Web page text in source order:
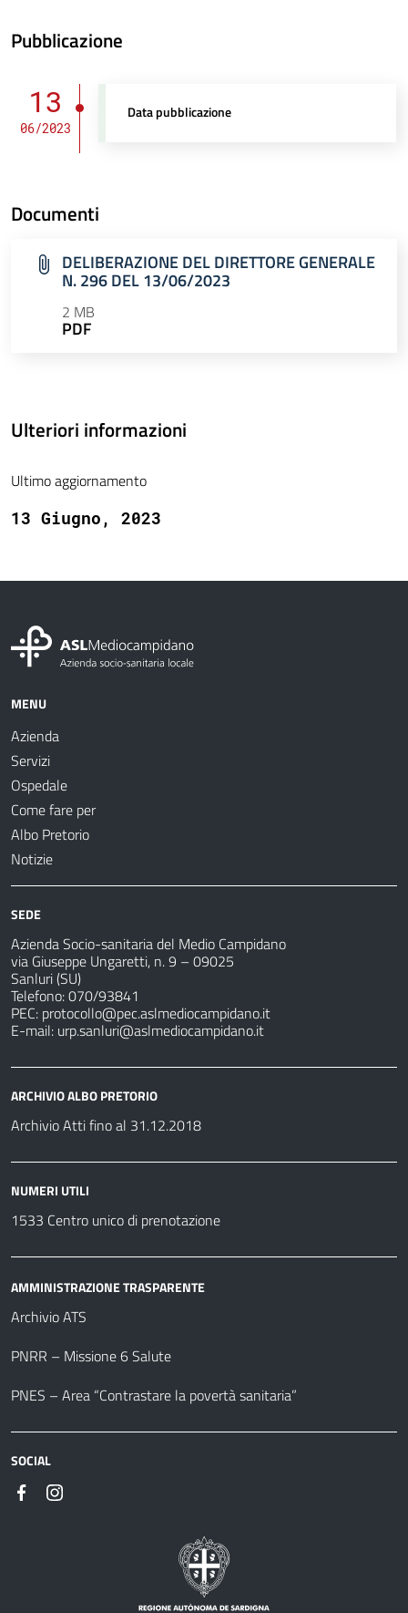
Pubblicazione
13
06/2023
Data pubblicazione
Documenti
DELIBERAZIONE DEL DIRETTORE GENERALE
N. 296 DEL 13/06/2023
2 MB
PDF
Ulteriori informazioni
Ultimo aggiornamento
13 Giugno, 2023
MENU
Azienda
Servizi
Ospedale
Come fare per
Albo Pretorio
Notizie
SEDE
Azienda Socio-sanitaria del Medio Campidano
via Giuseppe Ungaretti, n. 9 – 09025
Sanluri (SU)
Telefono: 070/93841
PEC: protocollo@pec.aslmediocampidano.it
E-mail: urp.sanluri@aslmediocampidano.it
ARCHIVIO ALBO PRETORIO
Archivio Atti fino al 31.12.2018
NUMERI UTILI
1533 Centro unico di prenotazione
AMMINISTRAZIONE TRASPARENTE
Archivio ATS
PNRR – Missione 6 Salute
PNES – Area “Contrastare la povertà sanitaria”
SOCIAL